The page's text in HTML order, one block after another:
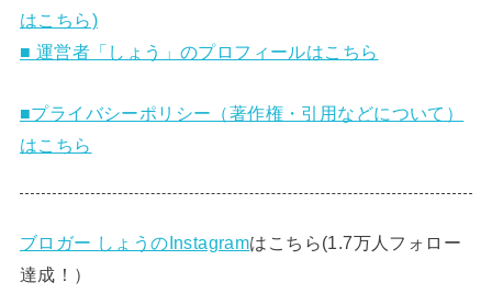
はこちら)
■ 運営者「しょう」のプロフィールはこちら
■プライバシーポリシー（著作権・引用などについて）
はこちら
ブロガー しょうのInstagramはこちら(1.7万人フォロー
達成！）